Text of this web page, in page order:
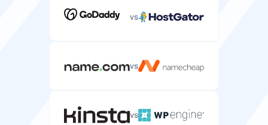
1-24 CPU
CPU
Arvutusvõimsus ja tuumad, mis on eraldatud teie
1-32 CPU
Mälu, mis on eraldatud teie serverile rakenduste
vs
vs
vs